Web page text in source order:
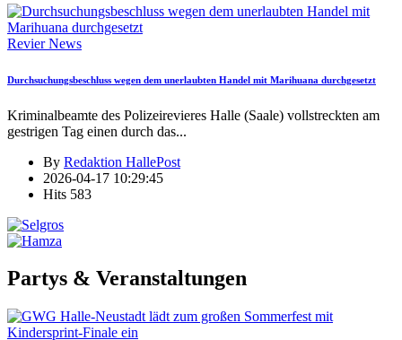
Revier News
Durchsuchungsbeschluss wegen dem unerlaubten Handel mit Marihuana durchgesetzt
Kriminalbeamte des Polizeirevieres Halle (Saale) vollstreckten am
gestrigen Tag einen durch das...
By Redaktion HallePost
2026-04-17 10:29:45
Hits 583
Partys & Veranstaltungen